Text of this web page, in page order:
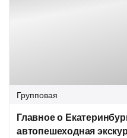
Групповая
Главное о
автопешеходная